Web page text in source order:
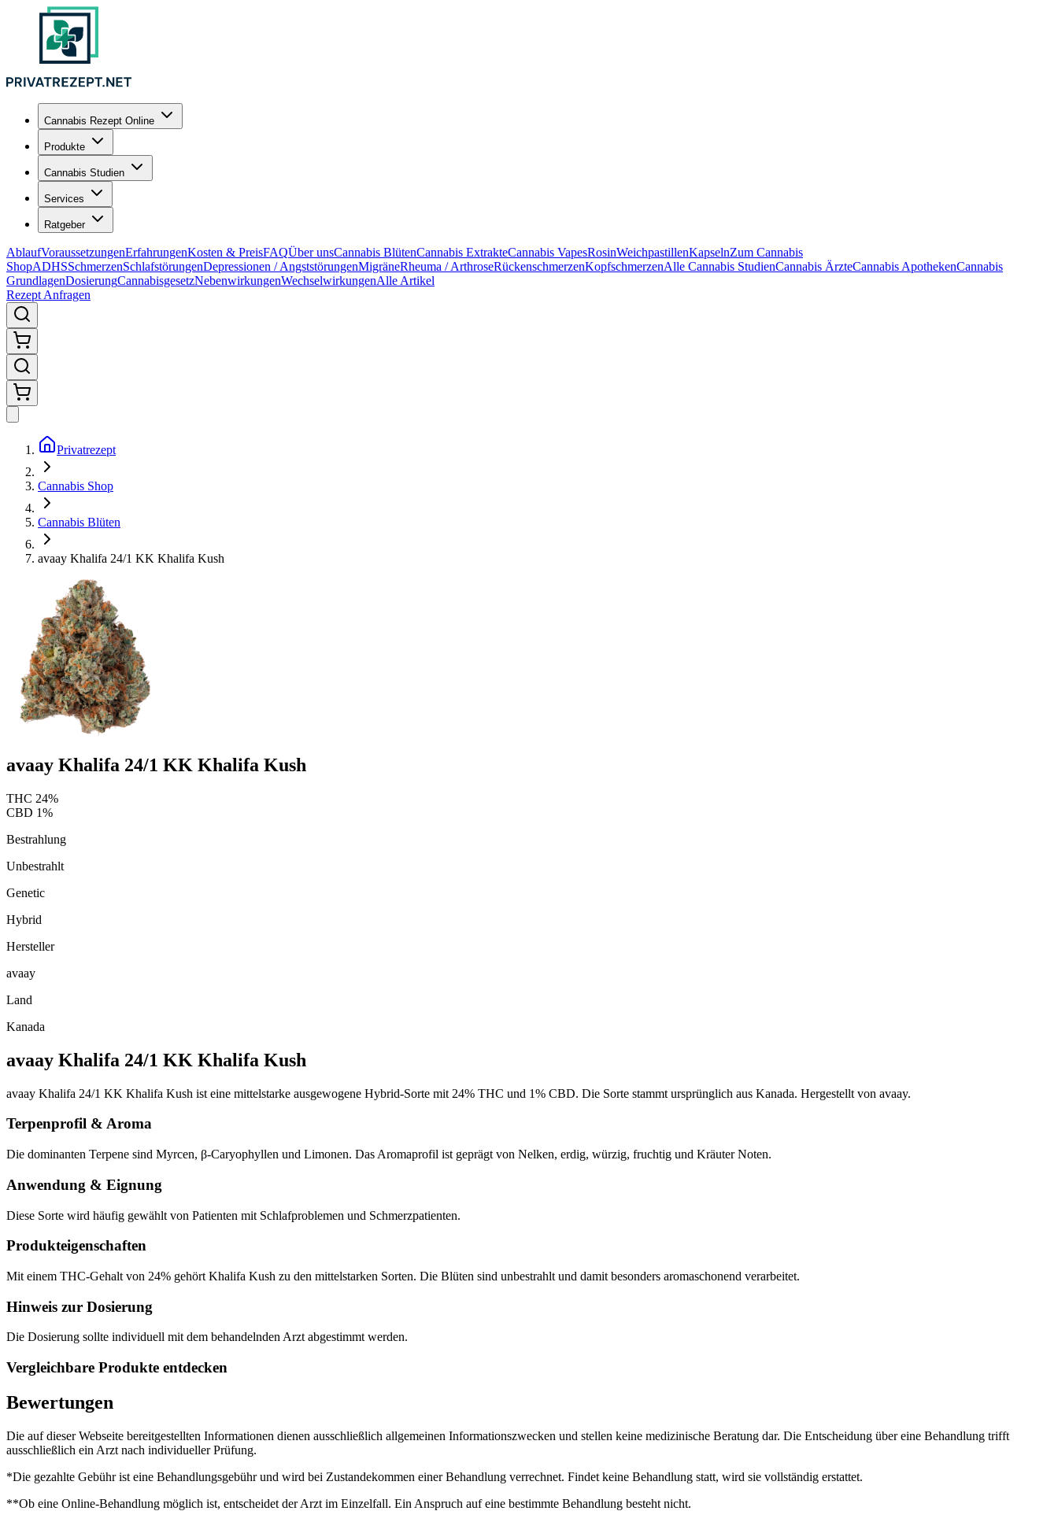
Cannabis Rezept Online
Produkte
Cannabis Studien
Services
Ratgeber
AblaufVoraussetzungenErfahrungenKosten & PreisFAQÜber unsCannabis BlütenCannabis ExtrakteCannabis VapesRosinWeichpastillenKapselnZum Cannabis
ShopADHSSchmerzenSchlafstörungenDepressionen / AngststörungenMigräneRheuma / ArthroseRückenschmerzenKopfschmerzenAlle Cannabis StudienCannabis ÄrzteCannabis ApothekenCannabis
GrundlagenDosierungCannabisgesetzNebenwirkungenWechselwirkungenAlle Artikel
Rezept Anfragen
Privatrezept
Cannabis Shop
Cannabis Blüten
avaay Khalifa 24/1 KK Khalifa Kush
avaay Khalifa 24/1 KK Khalifa Kush
THC 24%
CBD 1%
Bestrahlung
Unbestrahlt
Genetic
Hybrid
Hersteller
avaay
Land
Kanada
avaay Khalifa 24/1 KK Khalifa Kush
avaay Khalifa 24/1 KK Khalifa Kush ist eine mittelstarke ausgewogene Hybrid-Sorte mit 24% THC und 1% CBD. Die Sorte stammt ursprünglich aus Kanada. Hergestellt von avaay.
Terpenprofil & Aroma
Die dominanten Terpene sind Myrcen, β-Caryophyllen und Limonen. Das Aromaprofil ist geprägt von Nelken, erdig, würzig, fruchtig und Kräuter Noten.
Anwendung & Eignung
Diese Sorte wird häufig gewählt von Patienten mit Schlafproblemen und Schmerzpatienten.
Produkteigenschaften
Mit einem THC-Gehalt von 24% gehört Khalifa Kush zu den mittelstarken Sorten. Die Blüten sind unbestrahlt und damit besonders aromaschonend verarbeitet.
Hinweis zur Dosierung
Die Dosierung sollte individuell mit dem behandelnden Arzt abgestimmt werden.
Vergleichbare Produkte entdecken
Bewertungen
Die auf dieser Webseite bereitgestellten Informationen dienen ausschließlich allgemeinen Informationszwecken und stellen keine medizinische Beratung dar. Die Entscheidung über eine Behandlung trifft
ausschließlich ein Arzt nach individueller Prüfung.
*Die gezahlte Gebühr ist eine Behandlungsgebühr und wird bei Zustandekommen einer Behandlung verrechnet. Findet keine Behandlung statt, wird sie vollständig erstattet.
**Ob eine Online-Behandlung möglich ist, entscheidet der Arzt im Einzelfall. Ein Anspruch auf eine bestimmte Behandlung besteht nicht.